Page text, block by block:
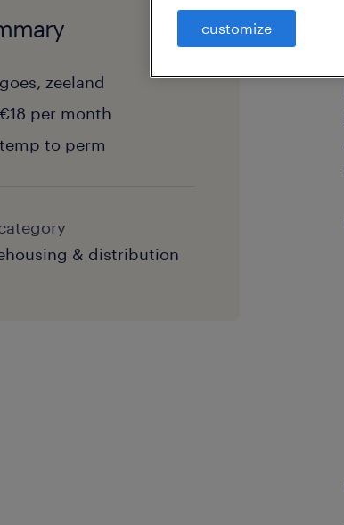
goes, zeeland
€18 per month
temp to perm
& distribution
customize